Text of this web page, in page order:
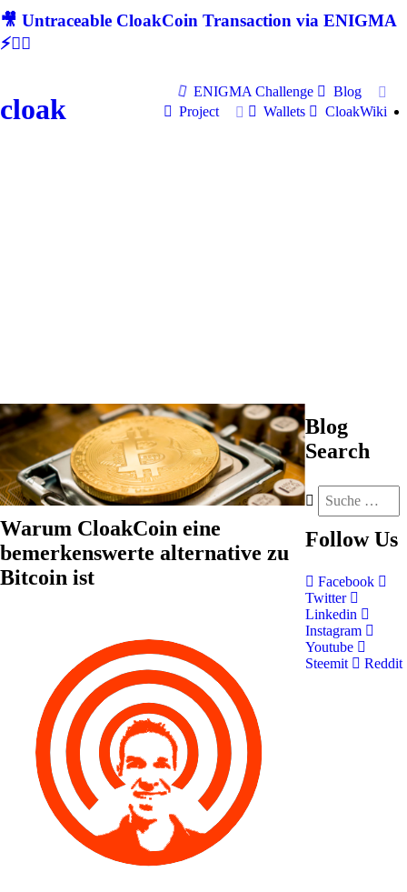
🎥 Untraceable CloakCoin Transaction via ENIGMA
⚡🕵‍♂
cloak
ENIGMA Challenge
Blog
Project
Wallets CloakWiki
Warum CloakCoin eine
bemerkenswerte alternative zu
Bitcoin ist
Blog
Search
Follow Us
Facebook
Twitter
Linkedin
Instagram
Youtube
Steemit
Reddit